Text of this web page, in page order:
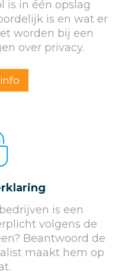
is in één opslag
is en wat er
worden bij een
over privacy.
is een
volgens de
Beantwoord de
maakt hem op